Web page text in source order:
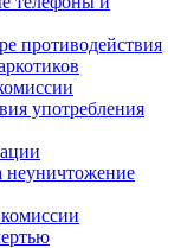
противодействия
употребления
неуничтожение